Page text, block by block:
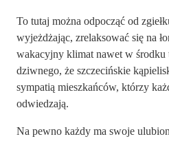
To tutaj można odpocząć od
wyjeżdżając, zrelaksować się na
wakacyjny klimat nawet w
dziwnego, że szczecińskie
sympatią mieszkańców, którzy
odwiedzają.
Na pewno każdy ma swoje